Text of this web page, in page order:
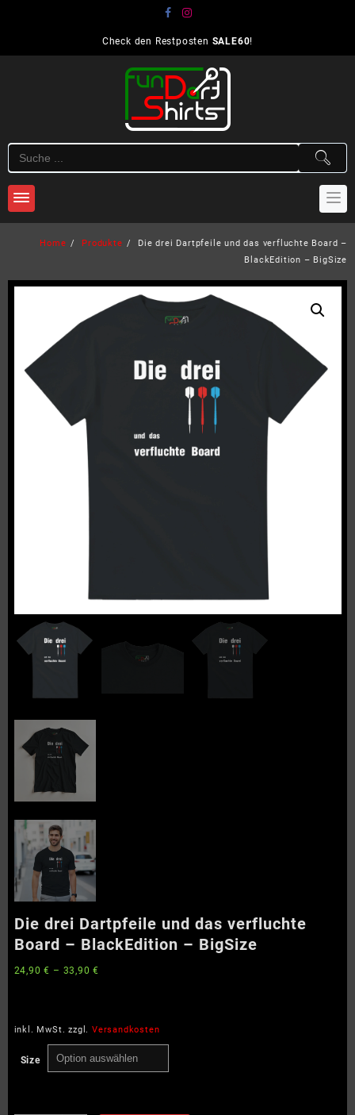
Check den Restposten SALE60!
Home Produkte
Die drei Dartpfeile und das verfluchte Board –
BlackEdition – BigSize
Die drei Dartpfeile und das verfluchte
Board – BlackEdition – BigSize
24,90€ – 33,90€
inkl. MwSt. zzgl. Versandkosten
Size